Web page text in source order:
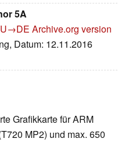
5A
Archive.org version
Datum: 12.11.2016
Grafikkarte für ARM
MP2) und max. 650